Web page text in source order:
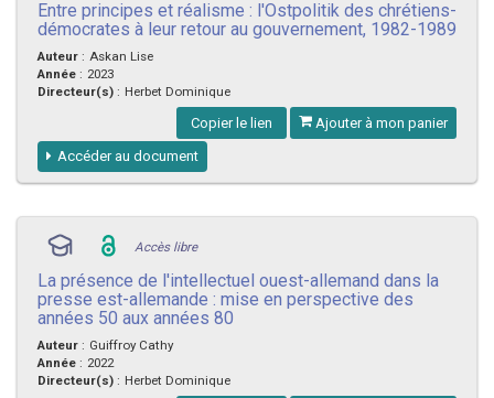
Entre principes et réalisme : l'Ostpolitik des chrétiens-
démocrates à leur retour au gouvernement, 1982-1989
Auteur : Askan Lise
Année : 2023
Directeur(s) : Herbet Dominique
Copier le lien Ajouter à mon panier
Accéder au document
Accès libre
La présence de l'intellectuel ouest-allemand dans la
presse est-allemande : mise en perspective des
années 50 aux années 80
Auteur : Guiffroy Cathy
Année : 2022
Directeur(s) : Herbet Dominique